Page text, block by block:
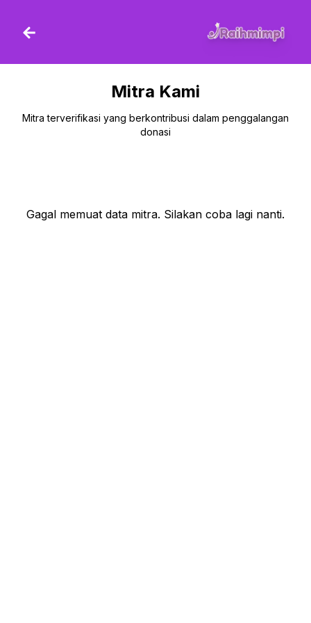
Mitra Kami
Mitra terverifikasi yang berkontribusi dalam penggalangan
donasi
Gagal memuat data mitra. Silakan coba lagi nanti.